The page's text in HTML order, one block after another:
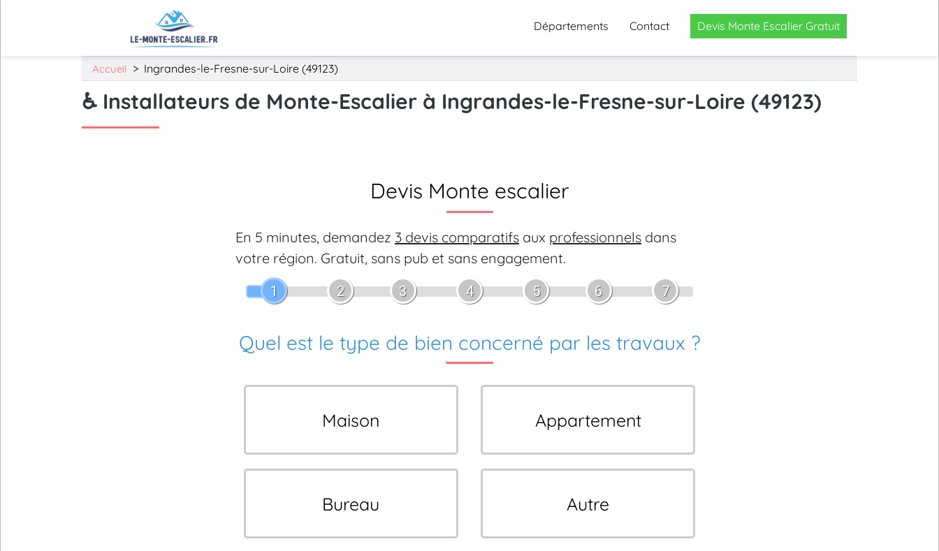
Départements Contact Devis Monte Escalier Gratuit
Accueil > Ingrandes-le-Fresne-sur-Loire (49123)
♿ Installateurs de Monte-Escalier à Ingrandes-le-Fresne-sur-Loire (49123)
Devis Monte escalier
En 5 minutes, demandez 3 devis comparatifs aux professionnels dans
votre région. Gratuit, sans pub et sans engagement.
1 2 3 4 5 6 7
Quel est le type de bien concerné par les travaux ?
Maison Appartement
Bureau Autre